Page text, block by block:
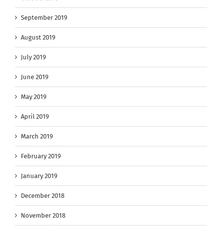
September 2019
August 2019
July 2019
June 2019
May 2019
April 2019
March 2019
February 2019
January 2019
December 2018
November 2018